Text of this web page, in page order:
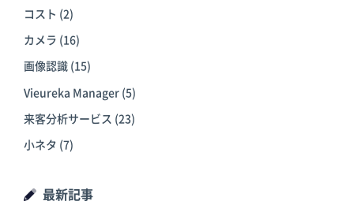
コスト (2)
カメラ (16)
画像認識 (15)
Vieureka Manager (5)
来客分析サービス (23)
小ネタ (7)
最新記事